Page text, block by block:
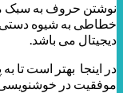
نوشتن حروف به سبک
خطاطی به شیوه دستی
دیجیتال می باشد.
در اینجا بهتر است تا
موفقیت در خوشنویسی